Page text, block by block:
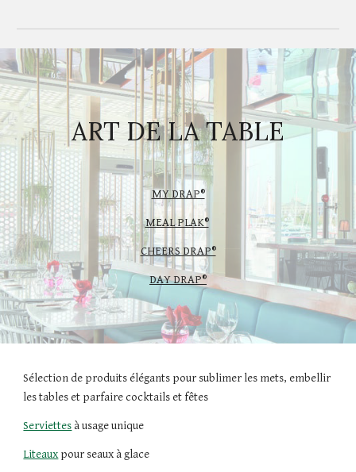
ART DE LA TABLE
MY DRAP®
MEAL PLAK®
CHEERS DRAP®
DAY DRAP®
Sélection de produits élégants pour sublimer les mets, embellir
les tables et parfaire cocktails et fêtes
Serviettes à usage unique
Liteaux pour seaux à glace